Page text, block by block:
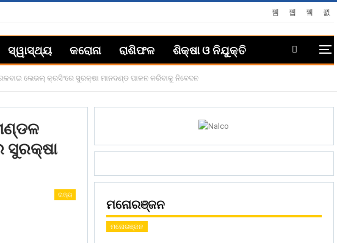
ସ୍ୱାସ୍ଥ୍ୟ କରୋନା ରାଶିଫଳ ଶିକ୍ଷା ଓ ନିଯୁକ୍ତି
ଲେଭଲ୍ କ୍ରସିଂରେ ସୁରକ୍ଷା ମାନଦଣ୍ଡ ପାଳନ କରିବାକୁ ନିବେଦନ
ସୁରକ୍ଷା
ରାଜ୍ୟ
ମନୋରଞ୍ଜନ
ମନୋରଞ୍ଜନ